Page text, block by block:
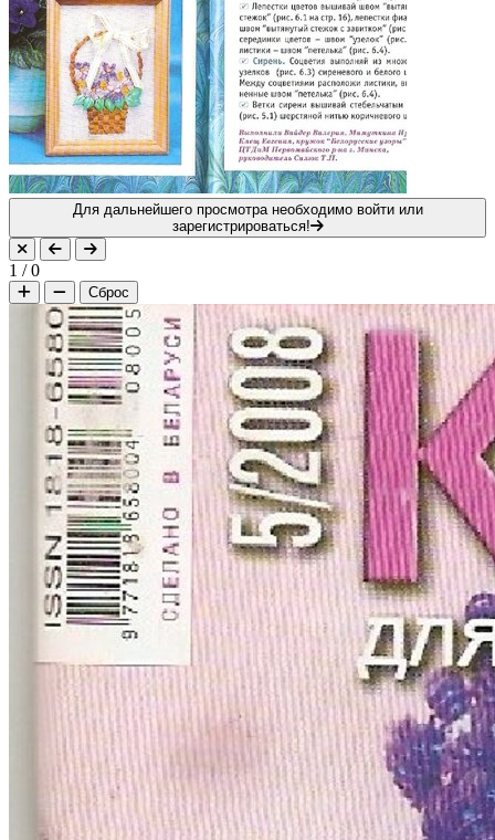
Для дальнейшего просмотра необходимо войти или
зарегистрироваться!
1 /0
Сброс